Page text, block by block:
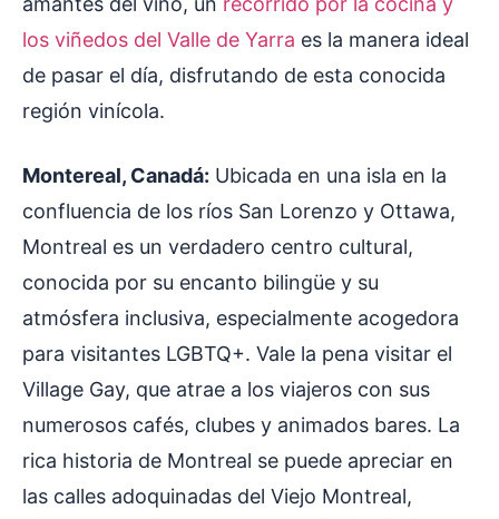
los viñedos del Valle de Yarra es la manera ideal
de pasar el día, disfrutando de esta conocida
región vinícola.
Montereal, Canadá: Ubicada en una isla en la
confluencia de los ríos San Lorenzo y Ottawa,
Montreal es un verdadero centro cultural,
conocida por su encanto bilingüe y su
atmósfera inclusiva, especialmente acogedora
para visitantes LGBTQ+. Vale la pena visitar el
Village Gay, que atrae a los viajeros con sus
numerosos cafés, clubes y animados bares. La
rica historia de Montreal se puede apreciar en
las calles adoquinadas del Viejo Montreal,